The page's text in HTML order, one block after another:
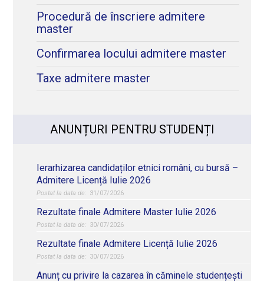
Procedură de înscriere admitere
master
Confirmarea locului admitere master
Taxe admitere master
ANUNȚURI PENTRU STUDENȚI
Ierarhizarea candidaților etnici români, cu bursă –
Admitere Licență Iulie 2026
31/07/2026
Rezultate finale Admitere Master Iulie 2026
30/07/2026
Rezultate finale Admitere Licență Iulie 2026
30/07/2026
Anunț cu privire la cazarea în căminele studențești